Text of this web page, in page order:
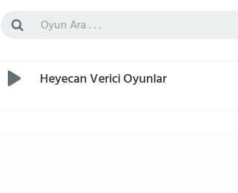
Heyecan Verici Oyunlar